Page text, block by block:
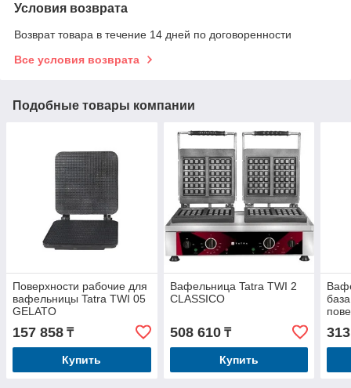
Условия возврата
Возврат товара в течение 14 дней по договоренности
Все условия возврата
Подобные товары компании
Поверхности рабочие для
вафельницы Tatra TWI 05
GELATO
157 858 ₸
Купить
Вафельница Tatra TWI 2
CLASSICO
508 610₸
Купить